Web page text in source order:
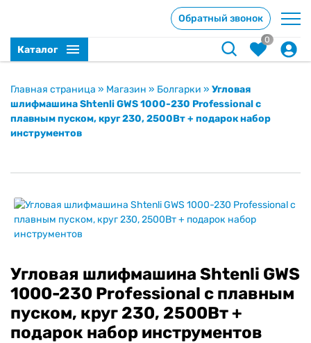
Обратный звонок
Каталог
0
Главная страница » Магазин » Болгарки » Угловая
шлифмашина Shtenli GWS 1000-230 Professional с
плавным пуском, круг 230, 2500Вт + подарок набор
инструментов
Угловая шлифмашина Shtenli GWS
1000-230 Professional с плавным
пуском, круг 230, 2500Вт +
подарок набор инструментов